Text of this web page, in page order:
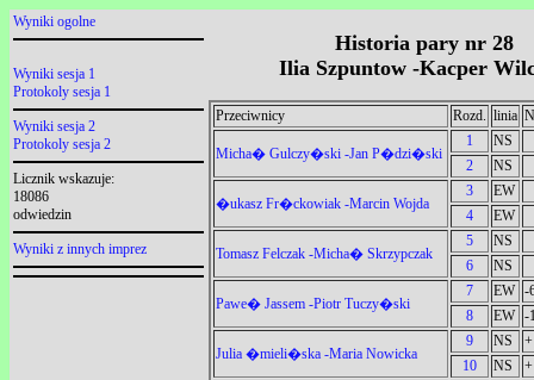
Wyniki ogolne
Wyniki sesja 1
Protokoly sesja 1
Wyniki sesja 2
Protokoly sesja 2
Licznik wskazuje:
18086
odwiedzin
Wyniki z innych imprez
Historia pary nr 28
Ilia Szpuntow -Kacper
Przeciwnicy Rozd. linia
Micha� Gulczy�ski -Jan P�dzi�ski
1
NS
2
NS
�ukasz Fr�ckowiak -Marcin Wojda
3
EW
4
EW
Tomasz Felczak -Micha� Skrzypczak
5
NS
6
NS
Pawe� Jassem -Piotr Tuczy�ski
7 EW -
8
EW -
Julia �mieli�ska -Maria Nowicka
9 NS
10
NS